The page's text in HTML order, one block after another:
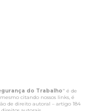
do Trabalho" é de
citando nossos links, é
de direito autoral – artigo 184